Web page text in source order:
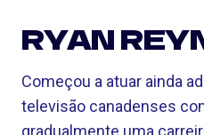
RYAN
Começou a atuar ainda
televisão canadenses
gradualmente uma